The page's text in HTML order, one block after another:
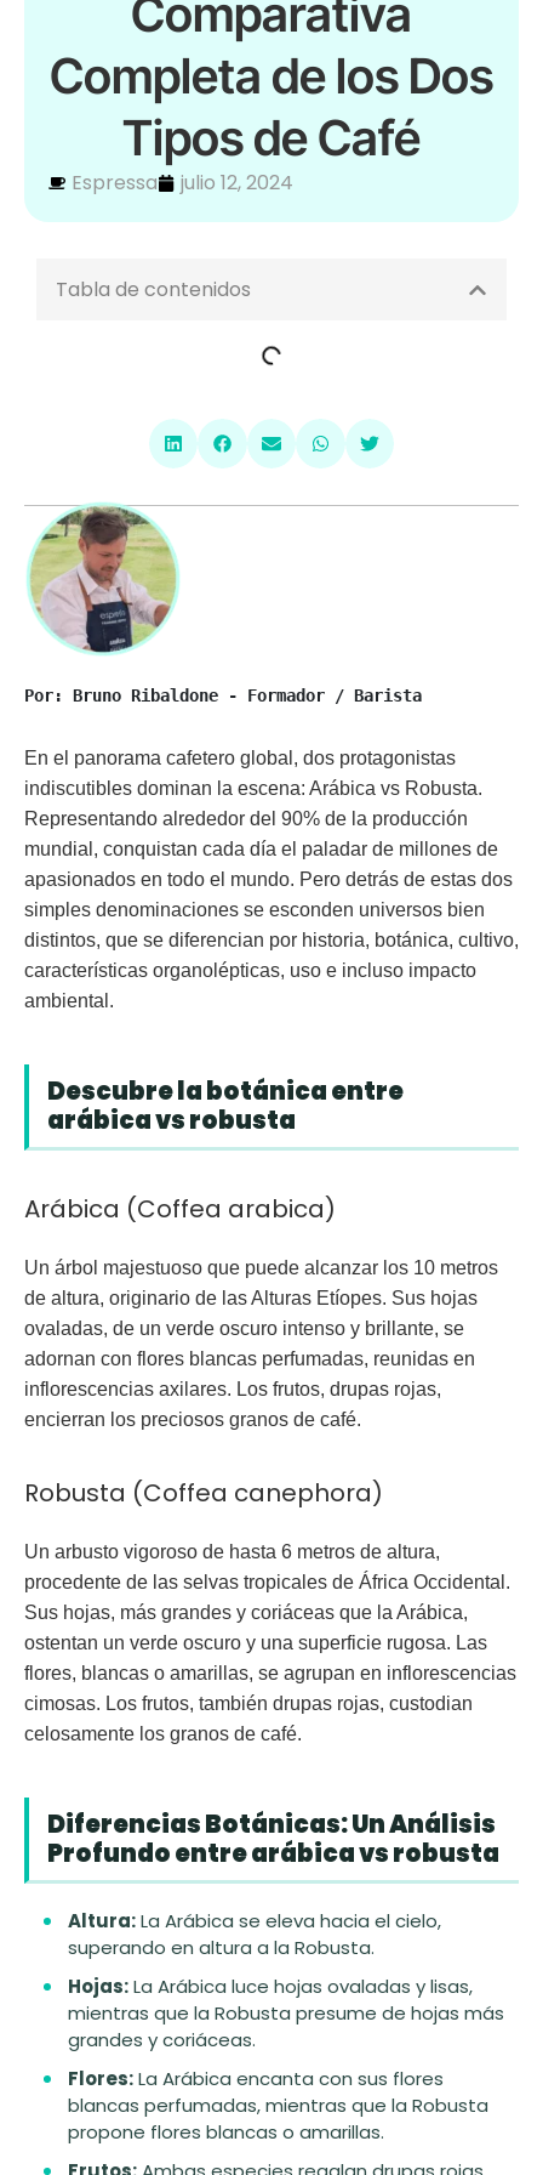
Comparativa
Completa de los Dos
Tipos de Café
Espressa julio 12, 2024
Tabla de contenidos
Por: Bruno Ribaldone - Formador / Barista
En el panorama cafetero global, dos protagonistas
indiscutibles dominan la escena: Arábica vs Robusta.
Representando alrededor del 90% de la producción
mundial, conquistan cada día el paladar de millones de
apasionados en todo el mundo. Pero detrás de estas dos
simples denominaciones se esconden universos bien
distintos, que se diferencian por historia, botánica, cultivo,
características organolépticas, uso e incluso impacto
ambiental.
Descubre la botánica entre
arábica vs robusta
Arábica (Coffea arabica)
Un árbol majestuoso que puede alcanzar los 10 metros
de altura, originario de las Alturas Etíopes. Sus hojas
ovaladas, de un verde oscuro intenso y brillante, se
adornan con flores blancas perfumadas, reunidas en
inflorescencias axilares. Los frutos, drupas rojas,
encierran los preciosos granos de café.
Robusta (Coffea canephora)
Un arbusto vigoroso de hasta 6 metros de altura,
procedente de las selvas tropicales de África Occidental.
Sus hojas, más grandes y coriáceas que la Arábica,
ostentan un verde oscuro y una superficie rugosa. Las
flores, blancas o amarillas, se agrupan en inflorescencias
cimosas. Los frutos, también drupas rojas, custodian
celosamente los granos de café.
Diferencias Botánicas: Un Análisis
Profundo entre arábica vs robusta
Altura:La Arábica se eleva hacia el cielo,
superando en altura a la Robusta.
Hojas:La Arábica luce hojas ovaladas y lisas,
mientras que la Robusta presume de hojas más
grandes y coriáceas.
Flores:La Arábica encanta con sus flores
blancas perfumadas, mientras que la Robusta
propone flores blancas o amarillas.